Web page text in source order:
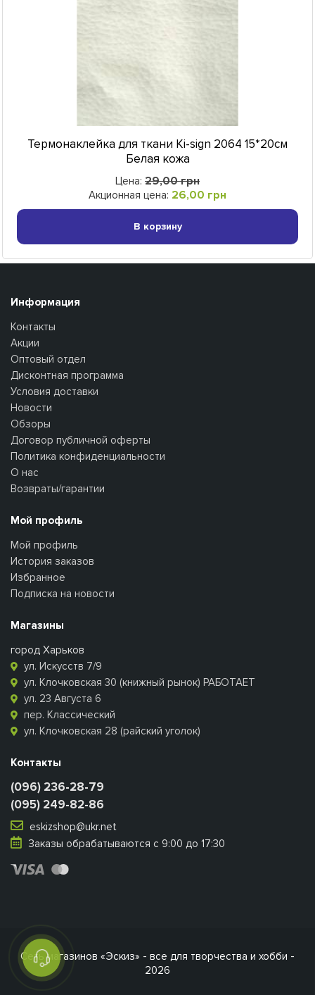
Термонаклейка для ткани Ki-sign 2064 15*20см
Белая кожа
Цена: 29,00 грн
Акционная цена: 26,00 грн
В корзину
Информация
Контакты
Акции
Оптовый отдел
Дисконтная программа
Условия доставки
Новости
Обзоры
Договор публичной оферты
Политика конфиденциальности
О нас
Возвраты/гарантии
Мой профиль
Мой профиль
История заказов
Избранное
Подписка на новости
Магазины
город Харьков
ул. Искусств 7/9
ул. Клочковская 30 (книжный рынок) РАБОТАЕТ
ул. 23 Августа 6
пер. Классический
ул. Клочковская 28 (райский уголок)
Контакты
(096) 236-28-79
(095) 249-82-86
eskizshop@ukr.net
Заказы обрабатываются с 9:00 до 17:30
Сеть магазинов «Эскиз» - все для творчества и хобби -
2026